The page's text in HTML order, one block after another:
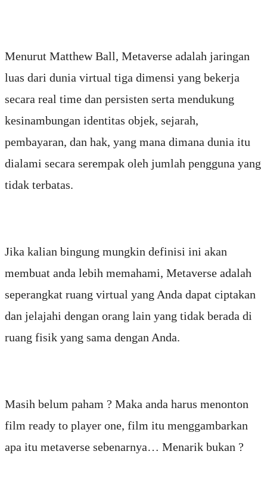
Menurut Matthew Ball, Metaverse adalah jaringan
luas dari dunia virtual tiga dimensi yang bekerja
secara real time dan persisten serta mendukung
kesinambungan identitas objek, sejarah,
pembayaran, dan hak, yang mana dimana dunia itu
dialami secara serempak oleh jumlah pengguna yang
tidak terbatas.
Jika kalian bingung mungkin definisi ini akan
membuat anda lebih memahami, Metaverse adalah
seperangkat ruang virtual yang Anda dapat ciptakan
dan jelajahi dengan orang lain yang tidak berada di
ruang fisik yang sama dengan Anda.
Masih belum paham ? Maka anda harus menonton
film ready to player one, film itu menggambarkan
apa itu metaverse sebenarnya… Menarik bukan ?